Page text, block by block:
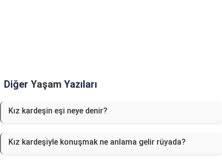
Diğer Yaşam Yazıları
Kız kardeşin eşi neye denir?
Kız kardeşiyle konuşmak ne anlama gelir rüyada?